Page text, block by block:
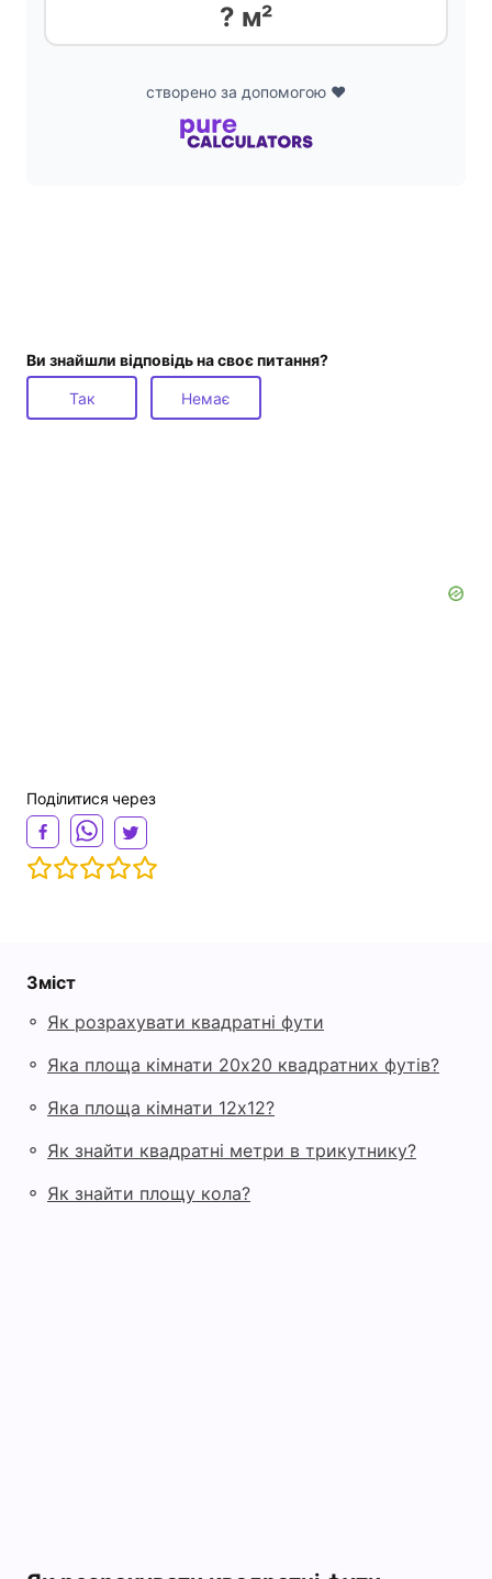
? м²
створено за допомогою ❤️
Ви знайшли відповідь на своє питання?
Так Немає
Поділитися через
Зміст
◦ Як розрахувати квадратні фути
◦ Яка площа кімнати 20х20 квадратних футів?
◦ Яка площа кімнати 12х12?
◦ Як знайти квадратні метри в трикутнику?
◦ Як знайти площу кола?